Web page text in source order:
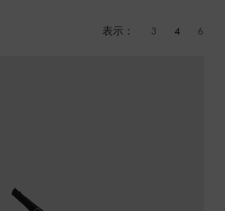
表示： 3 4 6